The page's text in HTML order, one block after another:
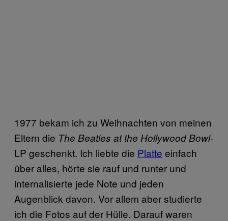
1977 bekam ich zu Weihnachten von meinen
Eltern die The Beatles at the Hollywood Bowl-
LP geschenkt. Ich liebte die Platte einfach
über alles, hörte sie rauf und runter und
internalisierte jede Note und jeden
Augenblick davon. Vor allem aber studierte
ich die Fotos auf der Hülle. Darauf waren